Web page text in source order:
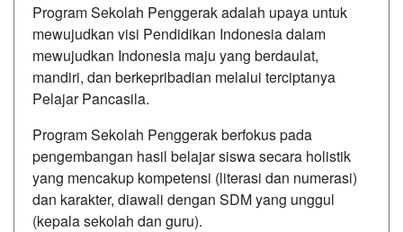
Program Sekolah Penggerak adalah upaya untuk
mewujudkan visi Pendidikan Indonesia dalam
mewujudkan Indonesia maju yang berdaulat,
mandiri, dan berkepribadian melalui terciptanya
Pelajar Pancasila.
Program Sekolah Penggerak berfokus pada
pengembangan hasil belajar siswa secara holistik
yang mencakup kompetensi (literasi dan numerasi)
dan karakter, diawali dengan SDM yang unggul
(kepala sekolah dan guru).